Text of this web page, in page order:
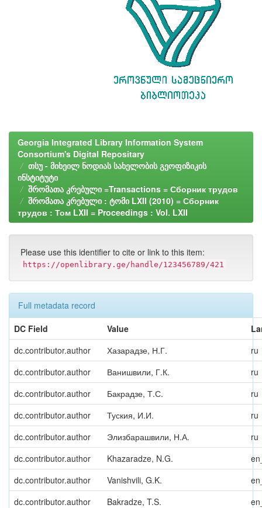
Georgia Integrated Library Information System
Consortium's Digital Repositary
თსუ - მიხეილ ნოდიას სახელობის გეოფიზიკის
ინსტიტუტი
შრომათა კრებული =Transactions = Сборник трудов
შრომათა კრებული : ტომი LXII (2010) = Сборник
трудов : Том LXII = Proceedings : Vol. LXII
Please use this identifier to cite or link to this item:
https://openlibrary.ge/handle/123456789/421
Full metadata record
DC Field
Value
dc.contributor.author
Хазарадзе, Н.Г.
ru
dc.contributor.author
Ванишвили, Г.К.
ru
dc.contributor.author
Бакрадзе, Т.С.
ru
dc.contributor.author
Туския, И.И.
ru
dc.contributor.author
Элизбарашвили, Н.А.
ru
dc.contributor.author
Khazaradze, N.G.
dc.contributor.author
Vanishvili, G.K.
dc.contributor.author
Bakradze, T.S.